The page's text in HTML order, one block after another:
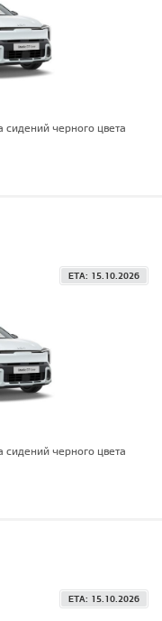
сидений черного цвета
ETA: 15.10.2026
сидений черного цвета
ETA: 15.10.2026